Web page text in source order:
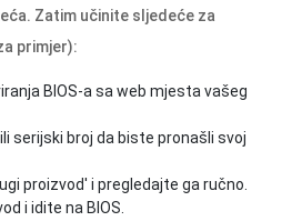
Zatim učinite sljedeće za
primjer):
BIOS-a sa web mjesta vašeg
serijski broj da biste pronašli svoj
proizvod' i pregledajte ga ručno.
i idite na BIOS.